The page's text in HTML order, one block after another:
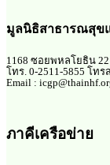
มูลนิธิสาธารณสุข
1168 ซอยพหลโยธิน
โทร. 0-2511-5855 โทร
Email :
ภาคีเครือข่าย